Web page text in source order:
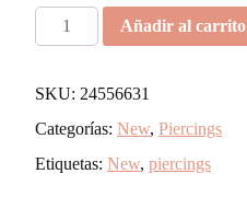
Piercing
Ares
Añadir al carrito
SKU: 24556631
Categorías: New, Piercings
Etiquetas: New, piercings